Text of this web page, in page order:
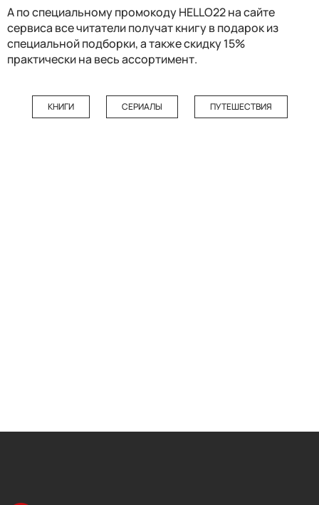
А по специальному промокоду HELLO22 на сайте
сервиса все читатели получат книгу в подарок из
специальной подборки, а также скидку 15%
практически на весь ассортимент.
КНИГИ СЕРИАЛЫ ПУТЕШЕСТВИЯ